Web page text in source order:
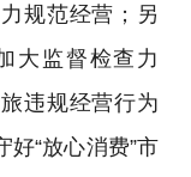
规范经营；另
大监督检查力
违规经营行为
“放心消费”市